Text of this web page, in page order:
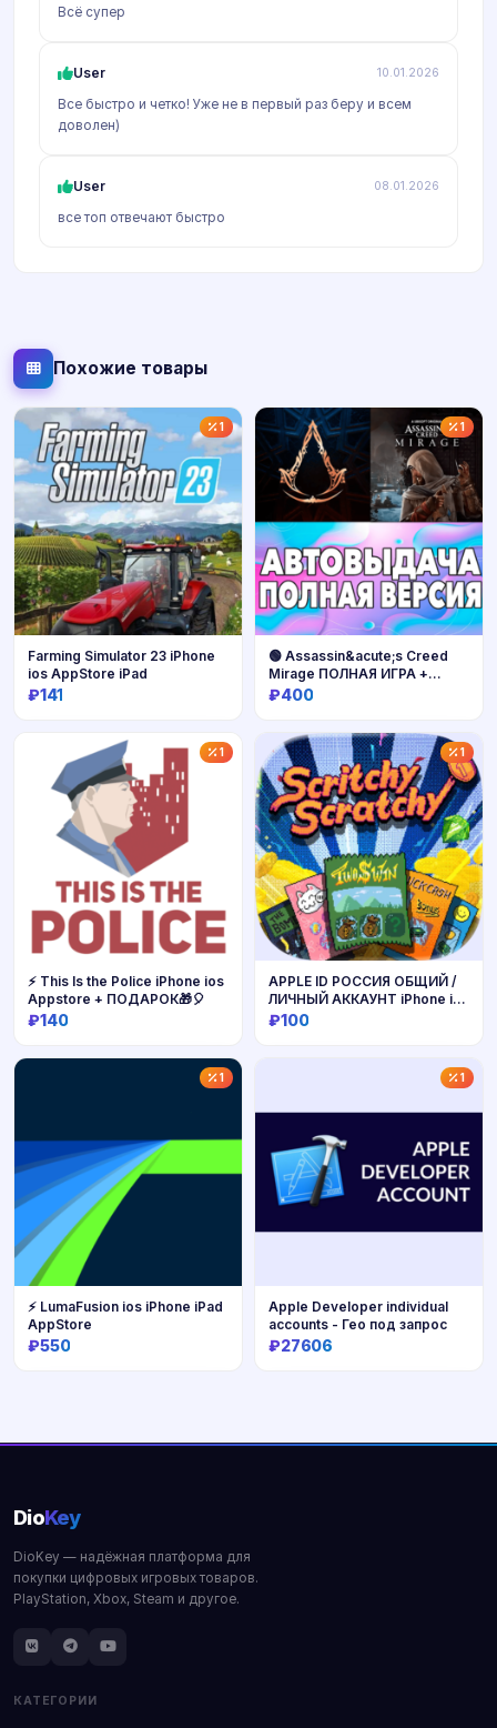
Всё супер
User 10.01.2026
Все быстро и четко! Уже не в первый раз беру и всем
доволен)
User 08.01.2026
все топ отвечают быстро
Похожие товары
1
Купить
Farming Simulator 23 iPhone
ios AppStore iPad
₽141
1
Купить
🟢 Assassin&acute;s Creed
Mirage ПОЛНАЯ ИГРА +
ДОПОЛНЕНИЯ ios iPhone
₽400
1
⚡️ This Is the Police iPhone ios
Appstore + ПОДАРОК🎁🎈
₽140
1
APPLE ID РОССИЯ ОБЩИЙ /
ЛИЧНЫЙ АККАУНТ iPhone ios
AppStore iTunes iCloud RU
₽100
1
⚡️ LumaFusion ios iPhone iPad
AppStore
₽550
1
Apple Developer individual
accounts - Гео под запрос
₽27606
DioKey
DioKey — надёжная платформа для
покупки цифровых игровых товаров.
PlayStation, Xbox, Steam и другое.
КАТЕГОРИИ